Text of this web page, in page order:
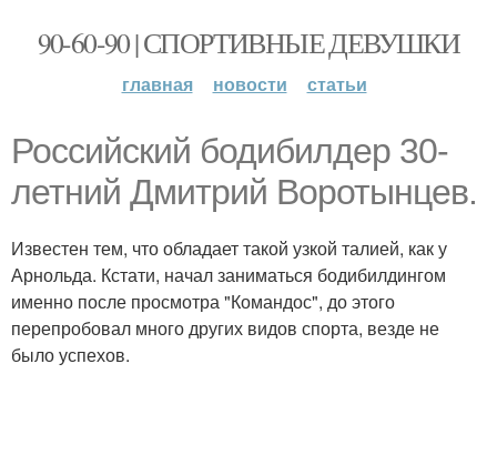
90-60-90 | СПОРТИВНЫЕ ДЕВУШКИ
главная новости статьи
Российский бодибилдер 30-
летний Дмитрий Воротынцев.
Известен тем, что обладает такой узкой талией, как у
Арнольда. Кстати, начал заниматься бодибилдингом
именно после просмотра "Командос", до этого
перепробовал много других видов спорта, везде не
было успехов.